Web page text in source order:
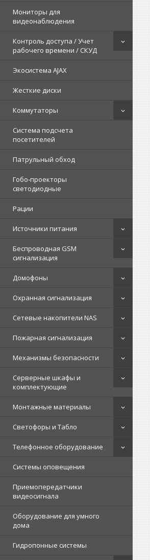
Мониторы для
видеонаблюдения
Контроль доступа / Учет
рабочего времени / СКУД
Экосистема AJAX
Жесткие диски
Коммутаторы
Система подсчета
посетителей
Патрульный обход
Гобо-проекторы
светодиодные
Рации
Источники питания
Беспроводная GSM
сигнализация
Домофоны
Охранная сигнализация
Сетевые накопители NAS
Пожарная сигнализация
Механизмы безопасности
Серверные шкафы и
комплектующие
Монтажные материалы
Светофоры и Табло
Телефонное оборудование
Системы оповещения
Приемопередатчики
видеосигнала
Оборудование для умного
дома
Гидропонные системы